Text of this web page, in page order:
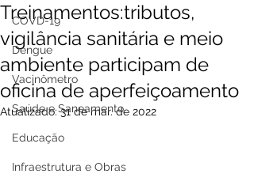
COVD-19
Dengue
Vacinômetro
Saúde e Saneamento
Educação
Infraestrutura e Obras
Treinamentos:tributos,
vigilância sanitária e meio
ambiente participam de
oficina de aperfeiçoamento
Atualizado:31 de mar. de 2022